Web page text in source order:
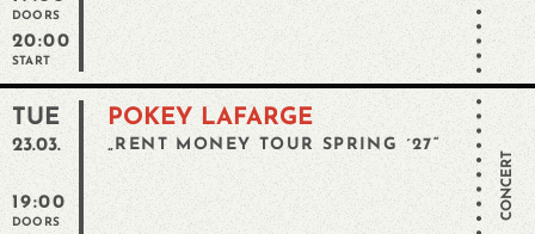
DOORS
20:00
START
TUE
23.03.
19:00
DOORS
POKEY LAFARGE
„RENT MONEY TOUR SPRING ´27“
CONCERT